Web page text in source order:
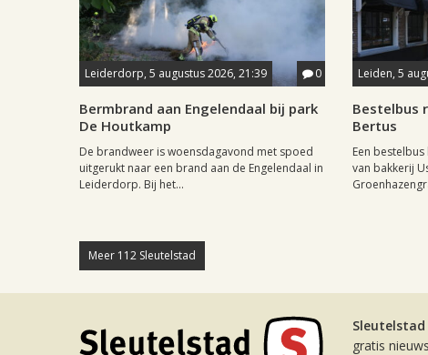
Leiderdorp, 5 augustus 2026, 21:39 0
Bermbrand aan Engelendaal bij park
De Houtkamp
De brandweer is woensdagavond met spoed
uitgerukt naar een brand aan de Engelendaal in
Leiderdorp. Bij het...
Leiden, 5
Bestelbus
Bertus
Een
van bakkerij
Meer 112 Sleutelstad
Sleutelstad
gratis